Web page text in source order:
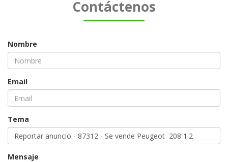
Contáctenos
Nombre
Email
Tema
Mensaje